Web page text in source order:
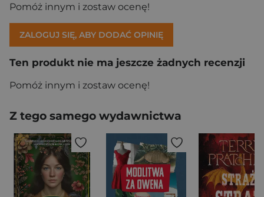
Pomóż innym i zostaw ocenę!
ZALOGUJ SIĘ, ABY DODAĆ OPINIĘ
Ten produkt nie ma jeszcze żadnych recenzji
Pomóż innym i zostaw ocenę!
Z tego samego wydawnictwa